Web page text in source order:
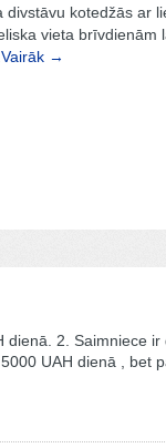
divstāvu kotedžās ar
vieta brīvdienām
Vairāk →
2. Saimniece
UAH dienā , bet